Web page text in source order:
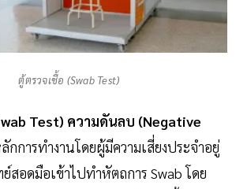
ตู้ตรวจเชื้อ (Swab Test)
Test) ความดันลบ (Negative
กการทำงานโดยผู้มีความเสี่ยงประจำอยู่
อดมือเข้าไปทำหัตถการ Swab โดย